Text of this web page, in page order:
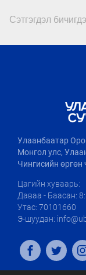
Сэтгэгдэл
Улаанбаатар
Монгол улс,
Чингисийн өргөн
Цагийн хуваарь:
Даваа - Баасан:
Утас: 70101660
Э-шуудан: